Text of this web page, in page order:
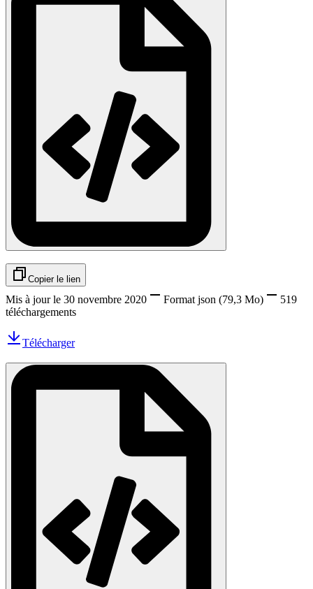
Copier le lien
Mis à jour le 30 novembre 2020 Format json (79,3 Mo)
519
téléchargements
Télécharger